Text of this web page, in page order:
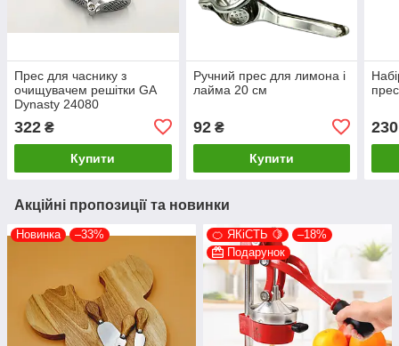
Прес для часнику з
очищувачем решітки GA
Dynasty 24080
322 ₴
Купити
Ручний прес для лимона і
лайма 20 см
92₴
Купити
230
Акційні пропозиції та новинки
Новинка –33% 🍊 ЯКіСТЬ 🍋
–18%
Подарунок